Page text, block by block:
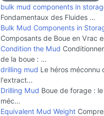
bulk mud components in
Fondamentaux des Fluides …
Bulk Mud Components in
Composants de Boue en Vrac
Condition the Mud
de la boue : …
drilling mud Le héros méconnu
l'extract…
Drilling Mud Boue de forage :
méc…
Equivalent Mud Weight